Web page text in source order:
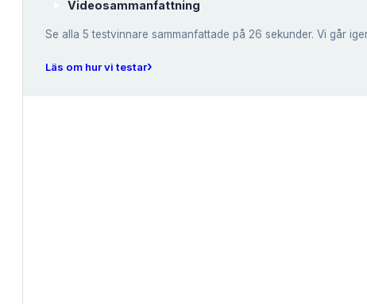
Videosammanfattning
Se alla 5 testvinnare sammanfattade på 26 sekunder. Vi går
Läs om hur vi testar›